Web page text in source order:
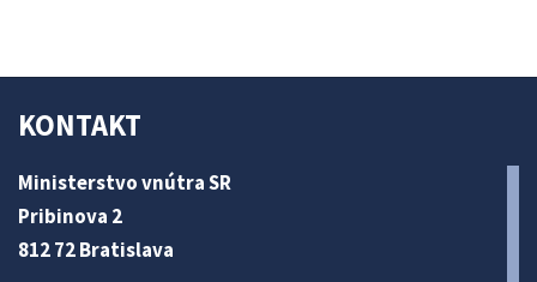
KONTAKT
Ministerstvo vnútra SR
Pribinova 2
812 72 Bratislava